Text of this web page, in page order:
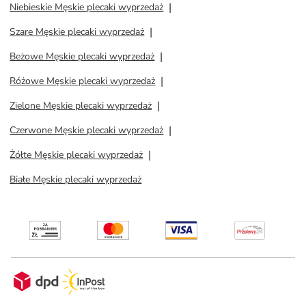
Niebieskie Męskie plecaki wyprzedaż
Szare Męskie plecaki wyprzedaż
Beżowe Męskie plecaki wyprzedaż
Różowe Męskie plecaki wyprzedaż
Zielone Męskie plecaki wyprzedaż
Czerwone Męskie plecaki wyprzedaż
Żółte Męskie plecaki wyprzedaż
Białe Męskie plecaki wyprzedaż